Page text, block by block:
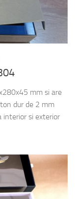
mm si are
dur de 2 mm
interior si exterior